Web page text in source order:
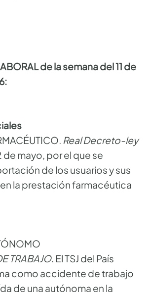
de la semana del 11 de
Real Decreto-ley
de mayo, por el que se
de los usuarios y sus
la prestación farmacéutica
TRABAJO. El TSJ del País
como accidente de trabajo
de una autónoma en la